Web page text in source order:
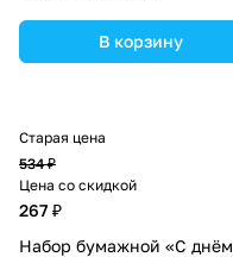
В корзину
Старая цена
534 ₽
Цена со скидкой
267 ₽
Набор бумажной «С днём